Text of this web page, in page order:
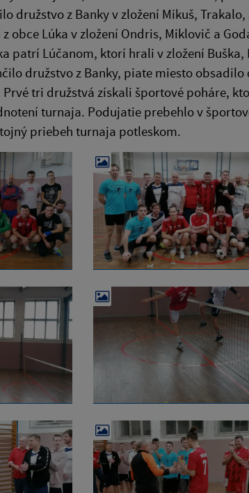
družstvo z Banky v zložení Mikuš,
obce Lúka v zložení Ondris, Miklovič a
patrí Lúčanom, ktorí hrali v zložení Buška,
družstvo z Banky, piate miesto obsadilo
tri družstvá získali športové poháre,
turnaja. Podujatie prebehlo v
priebeh turnaja potleskom.